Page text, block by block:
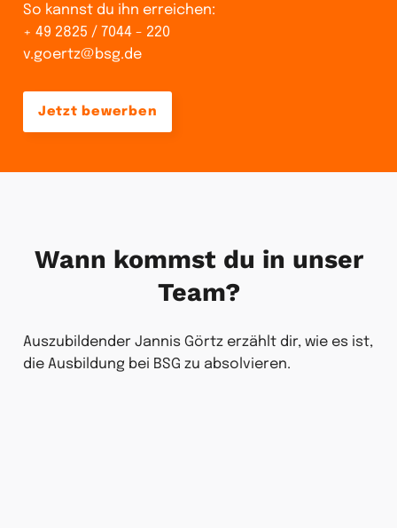
So kannst du ihn erreichen:
+ 49 2825 / 7044 - 220
v.goertz@bsg.de
Jetzt bewerben
Wann kommst du in unser
Team?
Auszubildender Jannis Görtz erzählt dir, wie es ist,
die Ausbildung bei BSG zu absolvieren.